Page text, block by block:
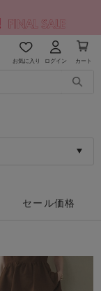
お気に入り ログイン カート
セール価格